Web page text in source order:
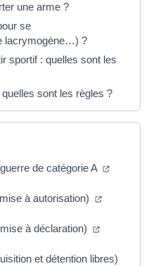
une arme ?
se
lacrymogène…) ?
sportif : quelles sont les
sont les règles ?
de catégorie A
à autorisation)
à déclaration)
et détention libres)